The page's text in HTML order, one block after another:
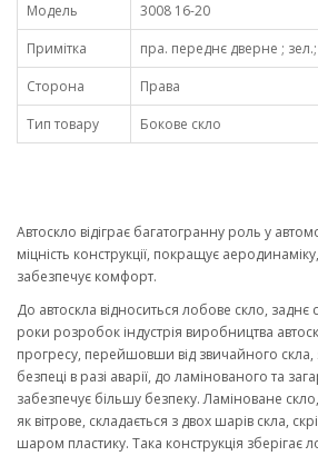
Модель
3008 16-20
Примітка
пра. переднє дверне ;
Сторона
Права
Тип товару
Бокове скло
Автоскло відіграє багатогранну роль у
міцність конструкції, покращує
забезпечує комфорт.
До автоскла відноситься лобове скло, заднє
роки розробок індустрія виробництва
прогресу, перейшовши від звичайного скла,
безпеці в разі аварії, до ламінованого та
забезпечує більшу безпеку. Ламіноване
як вітрове, складається з двох шарів скла,
шаром пластику. Така конструкція зберігає